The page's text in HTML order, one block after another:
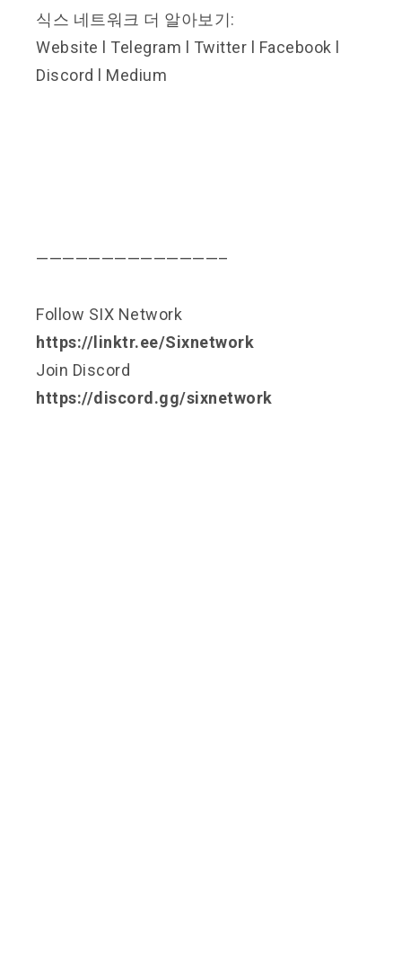
식스 네트워크 더 알아보기:
Website l Telegram l Twitter l Facebook l
Discord l Medium
——————————————–
Follow SIX Network
https://linktr.ee/Sixnetwork
Join Discord
https://discord.gg/sixnetwork